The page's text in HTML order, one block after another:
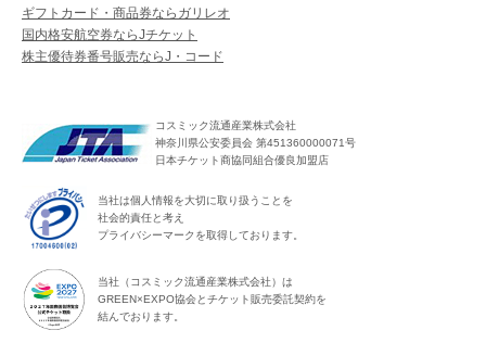
ギフトカード・商品券ならガリレオ
国内格安航空券ならJチケット
株主優待券番号販売ならJ・コード
コスミック流通産業株式会社
神奈川県公安委員会 第451360000071号
日本チケット商協同組合優良加盟店
当社は個人情報を大切に取り扱うことを
社会的責任と考え
プライバシーマークを取得しております。
当社（コスミック流通産業株式会社）は
GREEN×EXPO協会とチケット販売委託契約を
結んでおります。